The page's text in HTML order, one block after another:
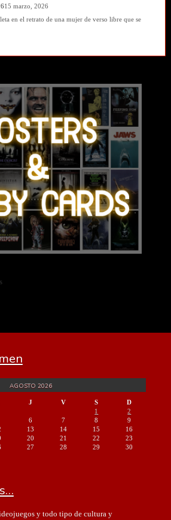
15 marzo, 2026
en el retrato de una mujer de verso libre que se
AGOSTO 2026
J V S
D
1
2
6 7 8
9
13 14 15
16
20 21 22
23
27 28 29
30
y todo tipo de cultura y